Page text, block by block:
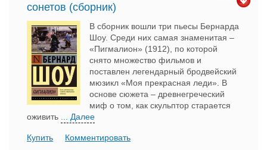
сонетов (сборник)
В сборник вошли три пьесы Бернарда
Шоу. Среди них самая знаменитая –
«Пигмалион» (1912), по которой
снято множество фильмов и
поставлен легендарный бродвейский
мюзикл «Моя прекрасная леди». В
основе сюжета – древнегреческий
миф о том, как скульптор старается
оживить
... Далее
Купить Комментировать